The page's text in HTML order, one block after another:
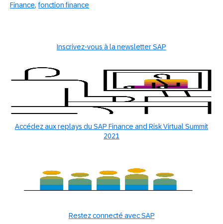
Finance fonction finance
Inscrivez-vous à la newsletter SAP
Accédez aux replays du SAP Finance and Risk Virtual Summit
2021
Restez connecté avec SAP